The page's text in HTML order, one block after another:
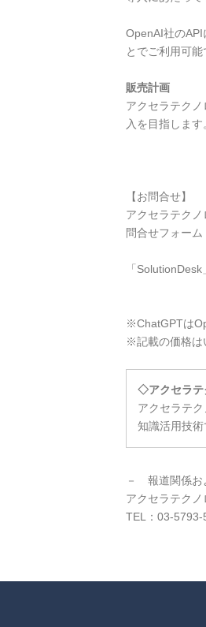
OpenAI社の
とでご利用可能
販売計画
アクセラテク
入を目指します
【お問合せ】
アクセラテク
問合せフォーム
「
※ChatGPTは
※記載の価格は
◇アクセラ
アクセラテ
知識活用技
－ 報道関係お
アクセラテク
TEL：03-